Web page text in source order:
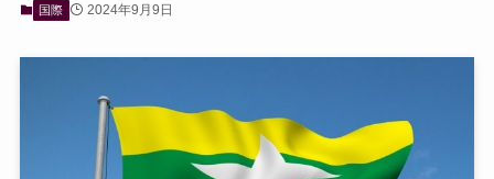
国際 2024年9月9日